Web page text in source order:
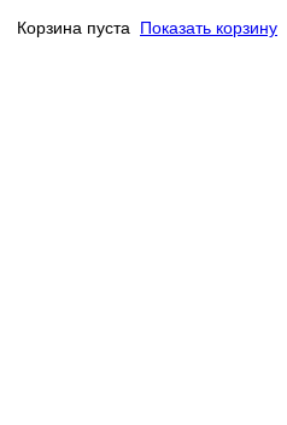
Корзина пуста Показать корзину